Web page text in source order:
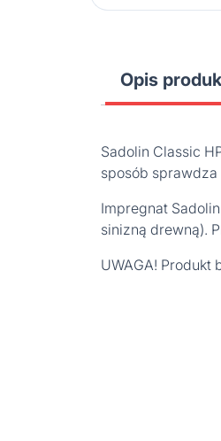
Opis
Sadolin Classic
sposób
Impregnat
sinizną drewną).
UWAGA!